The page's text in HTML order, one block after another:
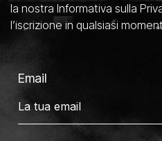
la nostra Informativa sulla
l’iscrizione in qualsiasi
Email